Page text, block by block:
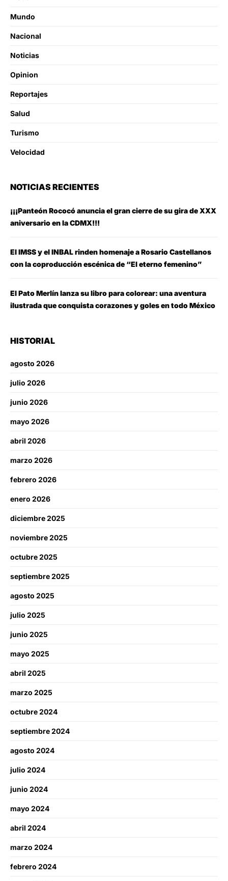
Mundo
Nacional
Noticias
Opinion
Reportajes
Salud
Turismo
Velocidad
NOTICIAS RECIENTES
¡¡¡Panteón Rococó anuncia el gran cierre de su gira de XXX
aniversario en la CDMX!!!
El IMSS y el INBAL rinden homenaje a Rosario Castellanos
con la coproducción escénica de “El eterno femenino”
El Pato Merlín lanza su libro para colorear: una aventura
ilustrada que conquista corazones y goles en todo México
HISTORIAL
agosto 2026
julio 2026
junio 2026
mayo 2026
abril 2026
marzo 2026
febrero 2026
enero 2026
diciembre 2025
noviembre 2025
octubre 2025
septiembre 2025
agosto 2025
julio 2025
junio 2025
mayo 2025
abril 2025
marzo 2025
octubre 2024
septiembre 2024
agosto 2024
julio 2024
junio 2024
mayo 2024
abril 2024
marzo 2024
febrero 2024